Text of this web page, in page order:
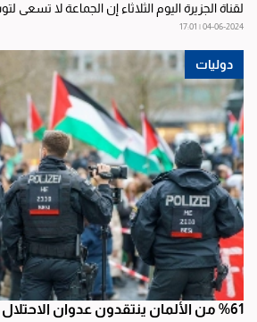
لقناة الجزيرة اليوم الثلاثاء إن الجماعة لا تسعى
04-06-2024 | 17:01
دوليات
%61 من الألمان ينتقدون عدوان الاحتلال الإسرائيلي على غزة